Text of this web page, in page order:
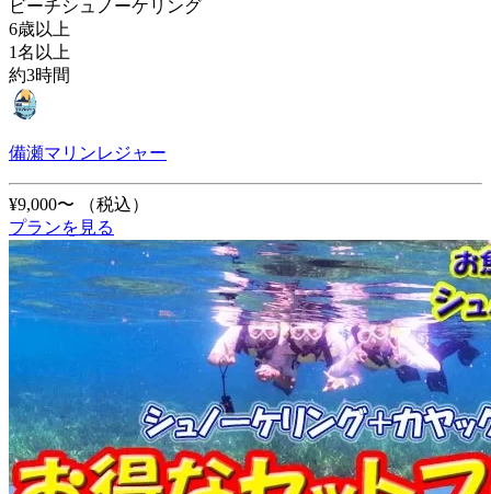
ビーチシュノーケリング
6歳以上
1名以上
約3時間
備瀬マリンレジャー
¥9,000〜
（税込）
プランを見る